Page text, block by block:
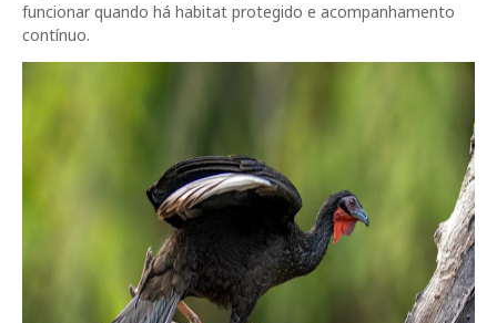
funcionar quando há habitat protegido e acompanhamento
contínuo.